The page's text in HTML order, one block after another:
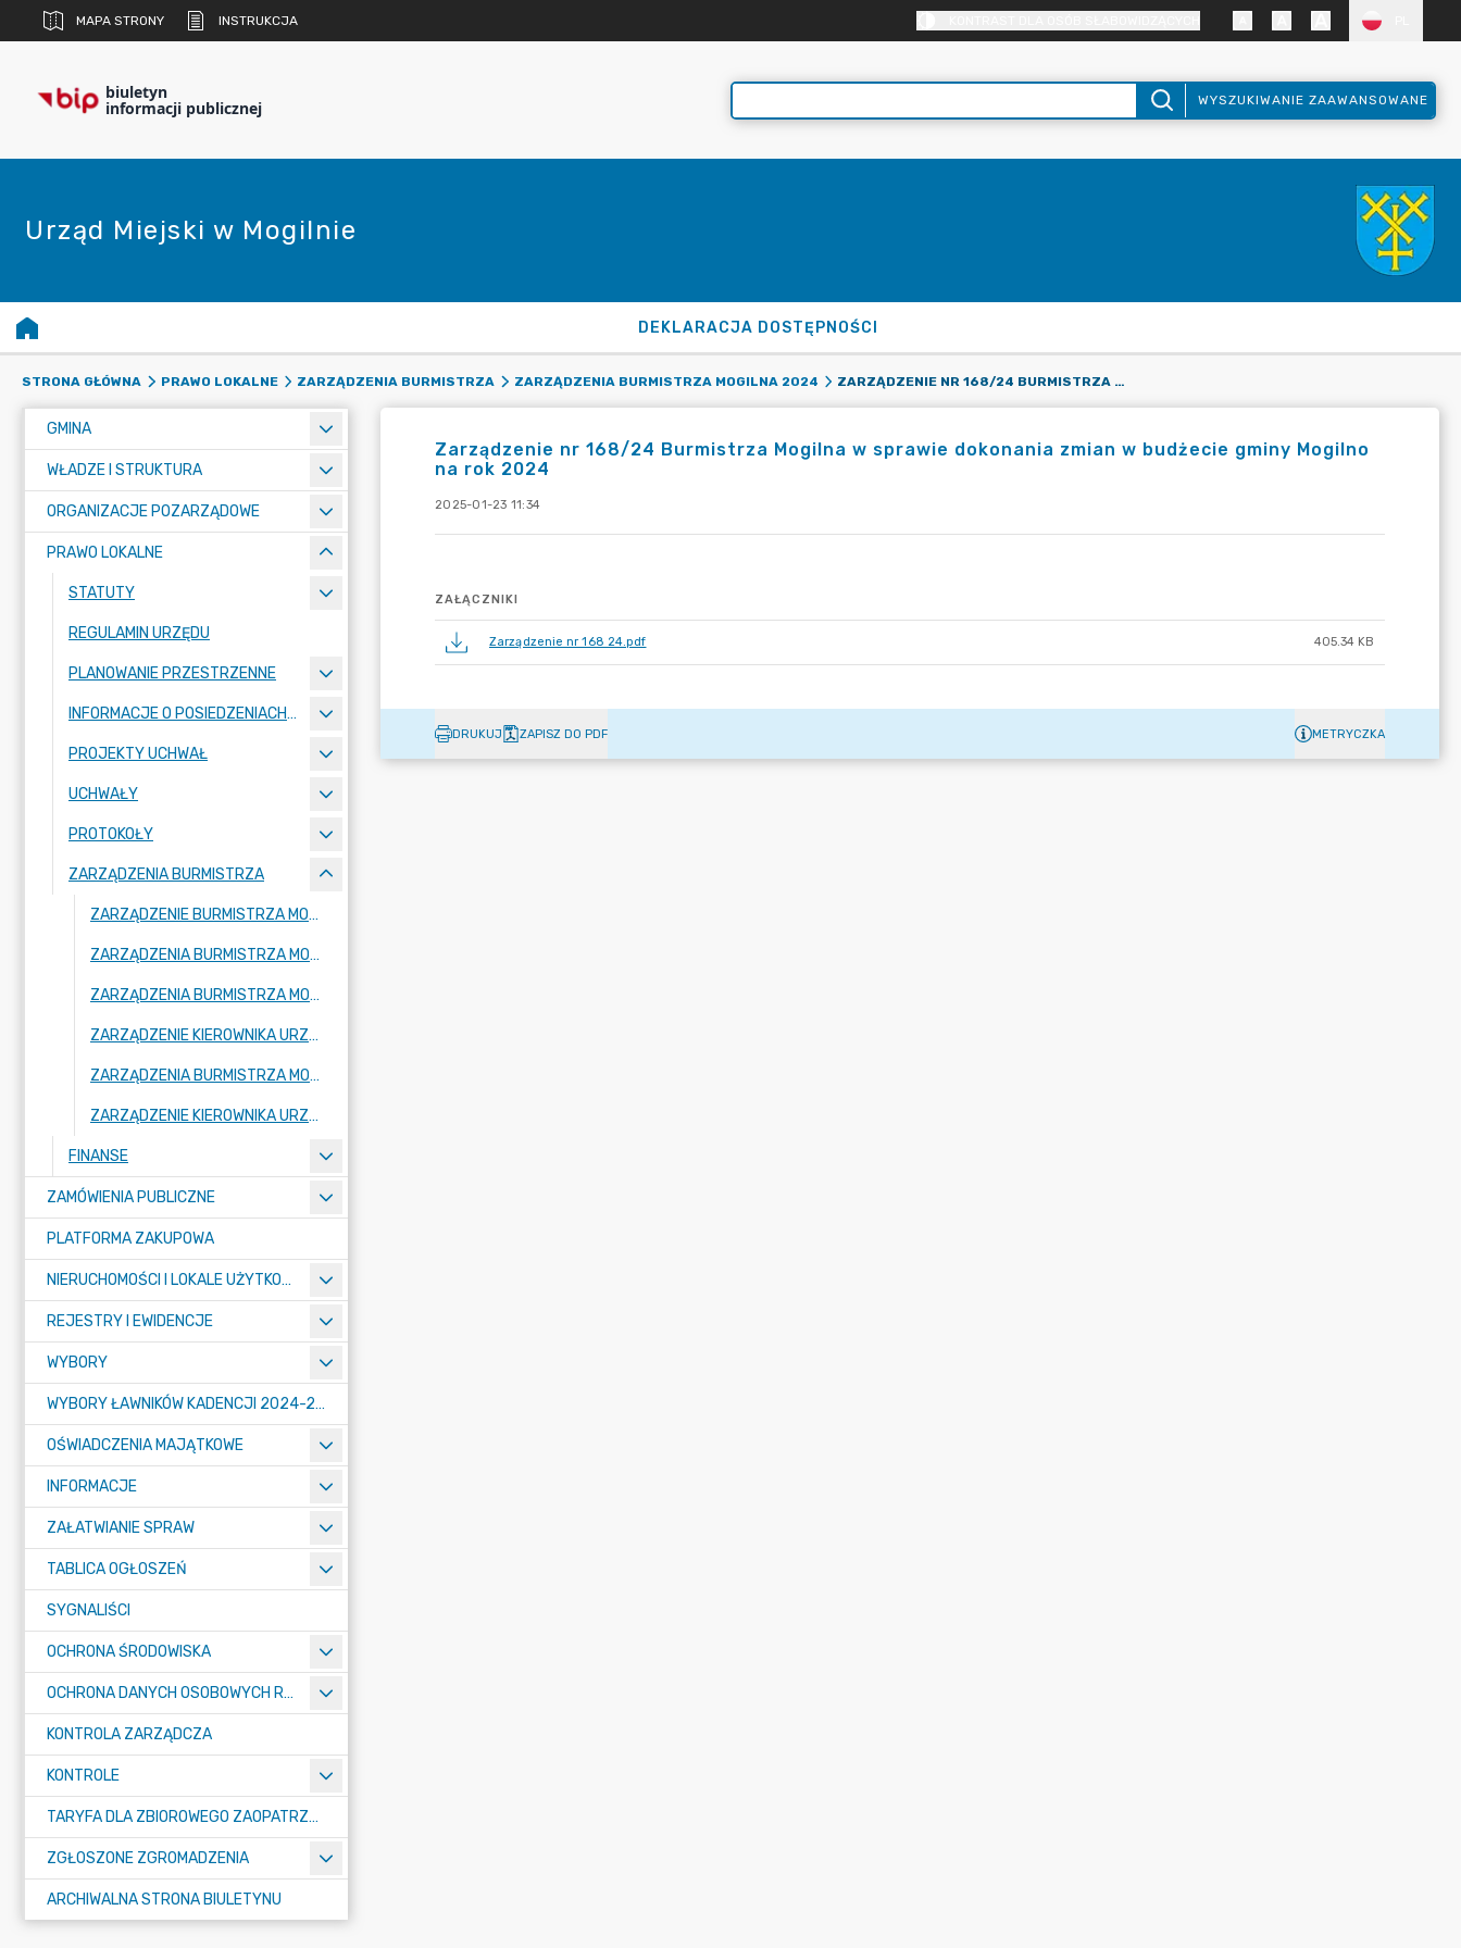
MAPA STRONY INSTRUKCJA
biuletyn
informacji publicznej WYSZUKIWANIE ZAAWANSOWANE
Urząd Miejski w Mogilnie
DEKLARACJA DOSTĘPNOŚCI
STRONA GŁÓWNA PRAWO LOKALNE ZARZĄDZENIA BURMISTRZA ZARZĄDZENIA BURMISTRZA MOGILNA 2024 ZARZĄDZENIE NR 168/24 BURMISTRZA MOGILNA W SPRAWIE DOKONANIA ZMIAN W BUDŻECIE GMINY MOGILNO NA ROK 2024
GMINA
WŁADZE I STRUKTURA
ORGANIZACJE POZARZĄDOWE
PRAWO LOKALNE
STATUTY
REGULAMIN URZĘDU
PLANOWANIE PRZESTRZENNE
INFORMACJE O POSIEDZENIACH KOMISJI
PROJEKTY UCHWAŁ
UCHWAŁY
PROTOKOŁY
ZARZĄDZENIA BURMISTRZA
ZARZĄDZENIE BURMISTRZA MOGILNA 2026
ZARZĄDZENIA BURMISTRZA MOGILNA 2025
ZARZĄDZENIA BURMISTRZA MOGILNA 2024
ZARZĄDZENIE KIEROWNIKA URZĘDU 2024
ZARZĄDZENIA BURMISTRZA MOGILNA 2023
ZARZĄDZENIE KIEROWNIKA URZĘDU 2023
FINANSE
ZAMÓWIENIA PUBLICZNE
PLATFORMA ZAKUPOWA
NIERUCHOMOŚCI I LOKALE UŻYTKOWE
REJESTRY I EWIDENCJE
WYBORY
WYBORY ŁAWNIKÓW KADENCJI 2024-2027
OŚWIADCZENIA MAJĄTKOWE
INFORMACJE
ZAŁATWIANIE SPRAW
TABLICA OGŁOSZEŃ
SYGNALIŚCI
OCHRONA ŚRODOWISKA
OCHRONA DANYCH OSOBOWYCH RODO
KONTROLA ZARZĄDCZA
KONTROLE
TARYFA DLA ZBIOROWEGO ZAOPATRZENIA W WODĘ I ZBIOROWEGO ODPROWADZANIA ŚCIEKÓW
ZGŁOSZONE ZGROMADZENIA
ARCHIWALNA STRONA BIULETYNU
Zarządzenie nr 168/24 Burmistrza Mogilna w sprawie dokonania zmian w budżecie gminy Mogilno
na rok 2024
2025-01-23 11:34
ZAŁĄCZNIKI
Zarządzenie nr 168 24.pdf 405.34 KB
DRUKUJ ZAPISZ DO PDF METRYCZKA